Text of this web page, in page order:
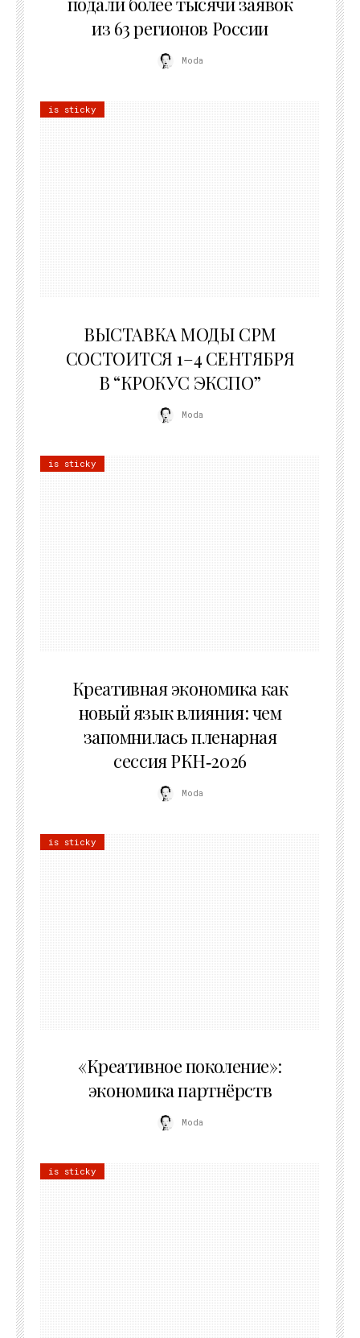
из 63 регионов России
Moda
is sticky
ВЫСТАВКА МОДЫ CPM
СОСТОИТСЯ 1–4 СЕНТЯБРЯ
В “КРОКУС ЭКСПО”
Moda
is sticky
Креативная экономика как
новый язык влияния: чем
запомнилась пленарная
сессия РКН‑2026
Moda
is sticky
«Креативное поколение»:
экономика партнёрств
Moda
is sticky